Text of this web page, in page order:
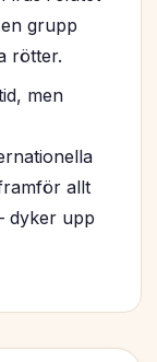
grupp
rötter.
men
allt
dyker upp